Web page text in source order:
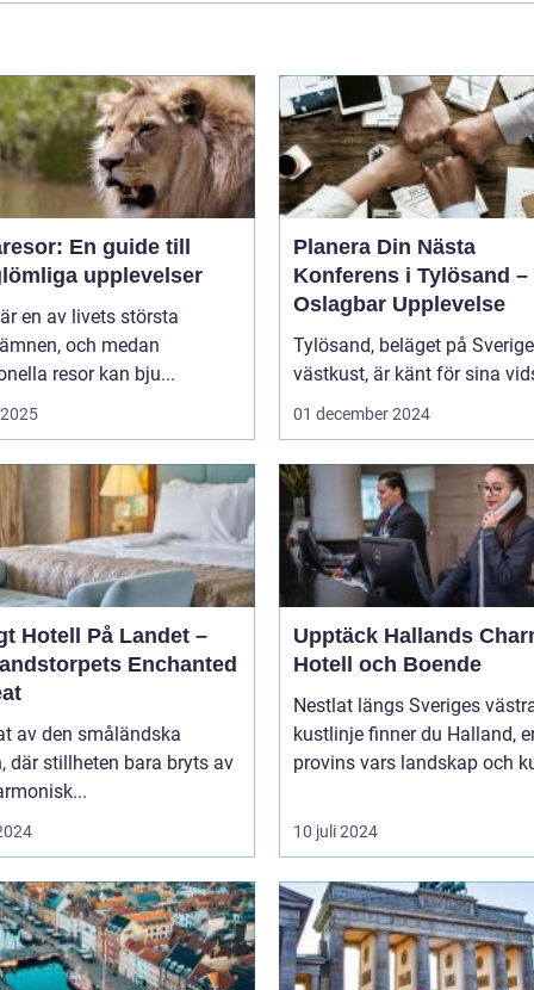
En guide till
upplevelser
en av livets största
och medan
resor kan bju...
Planera Din Nästa
Konferens i Tylösand –
Oslagbar Upplevelse
Tylösand, beläget på
västkust, är känt för sina
01 december 2024
Hotell På Landet –
Enchanted
av den småländska
där stillheten bara bryts av
Upptäck Hallands
Hotell och Boende
Nestlat längs Sveriges
kustlinje finner du Halland,
provins vars landskap och
10 juli 2024